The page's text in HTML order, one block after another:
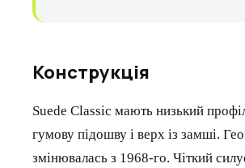
Конструкція
Suede Classic мають низький
гумову підошву і верх із замші.
змінювалась з 1968-го. Чіткий